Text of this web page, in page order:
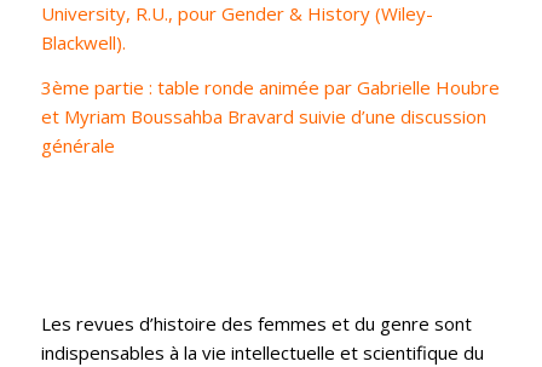
University, R.U., pour Gender & History (Wiley-
Blackwell).
3ème partie : table ronde animée par Gabrielle Houbre
et Myriam Boussahba Bravard suivie d’une discussion
générale
Les revues d’histoire des femmes et du genre sont
indispensables à la vie intellectuelle et scientifique du